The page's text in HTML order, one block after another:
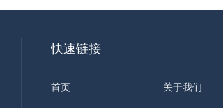
快速链接
首页 关于我们